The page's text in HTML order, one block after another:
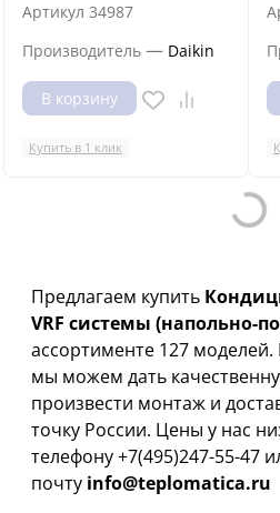
Артикул 34987
Производитель — Daikin
В корзину
Купить в 1 клик
Loading...
Предлагаем купить
VRF системы (напольно-
ассортименте 127
мы можем дать
произвести монтаж и
точку России. Цены у нас
телефону +7(495)247-55-47
почту info@teplomatica.ru